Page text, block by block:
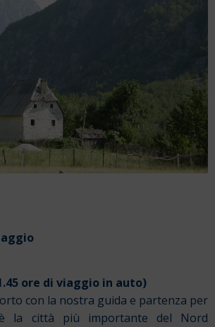
ore di viaggio in auto)
con la nostra guida e partenza per
è la città più importante del Nord